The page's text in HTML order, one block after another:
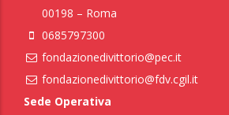
00198 – Roma
0685797300
fondazionedivittorio@pec.it
fondazionedivittorio@fdv.cgil.it
Sede Operativa